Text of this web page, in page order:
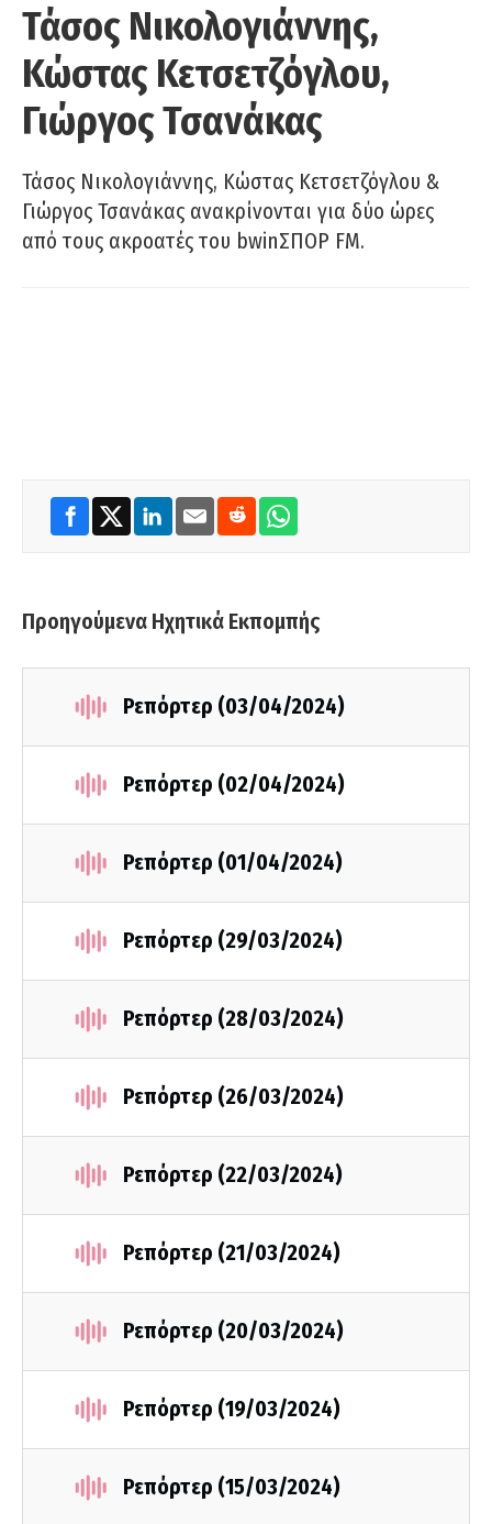
Τάσος Νικολογιάννης,
Κώστας Κετσετζόγλου,
Γιώργος Τσανάκας
Τάσος Νικολογιάννης, Κώστας Κετσετζόγλου &
Γιώργος Τσανάκας ανακρίνονται για δύο ώρες
από τους ακροατές του bwinΣΠΟΡ FM.
Προηγούμενα Ηχητικά Εκπομπής
Ρεπόρτερ (03/04/2024)
Ρεπόρτερ (02/04/2024)
Ρεπόρτερ (01/04/2024)
Ρεπόρτερ (29/03/2024)
Ρεπόρτερ (28/03/2024)
Ρεπόρτερ (26/03/2024)
Ρεπόρτερ (22/03/2024)
Ρεπόρτερ (21/03/2024)
Ρεπόρτερ (20/03/2024)
Ρεπόρτερ (19/03/2024)
Ρεπόρτερ (15/03/2024)